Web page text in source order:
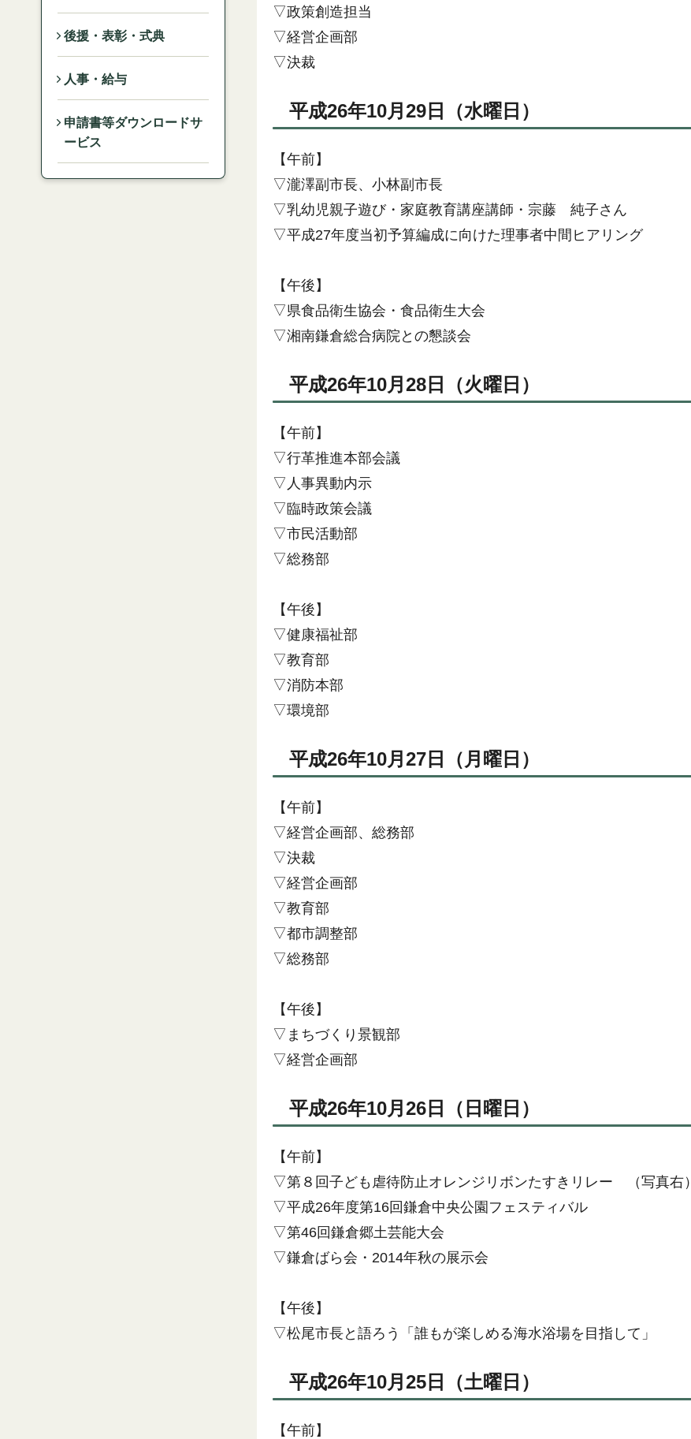
後援・表彰・式典
人事・給与
申請書等ダウンロードサ
ービス
▽政策創造担当
▽経営企画部
▽決裁
平成26年10月29日（水曜日）
【午前】
▽瀧澤副市長、小林副市長
▽乳幼児親子遊び・家庭教育講座講師・宗藤 純子さん
▽平成27年度当初予算編成に向けた理事者中間ヒアリング
【午後】
▽県食品衛生協会・食品衛生大会
▽湘南鎌倉総合病院との懇談会
平成26年10月28日（火曜日）
【午前】
▽行革推進本部会議
▽人事異動内示
▽臨時政策会議
▽市民活動部
▽総務部
【午後】
▽健康福祉部
▽教育部
▽消防本部
▽環境部
平成26年10月27日（月曜日）
【午前】
▽経営企画部、総務部
▽決裁
▽経営企画部
▽教育部
▽都市調整部
▽総務部
【午後】
▽まちづくり景観部
▽経営企画部
平成26年10月26日（日曜日）
【午前】
▽第８回子ども虐待防止オレンジリボンたすきリレー （写真右）
▽平成26年度第16回鎌倉中央公園フェスティバル
▽第46回鎌倉郷土芸能大会
▽鎌倉ばら会・2014年秋の展示会
【午後】
▽松尾市長と語ろう「誰もが楽しめる海水浴場を目指して」
平成26年10月25日（土曜日）
【午前】